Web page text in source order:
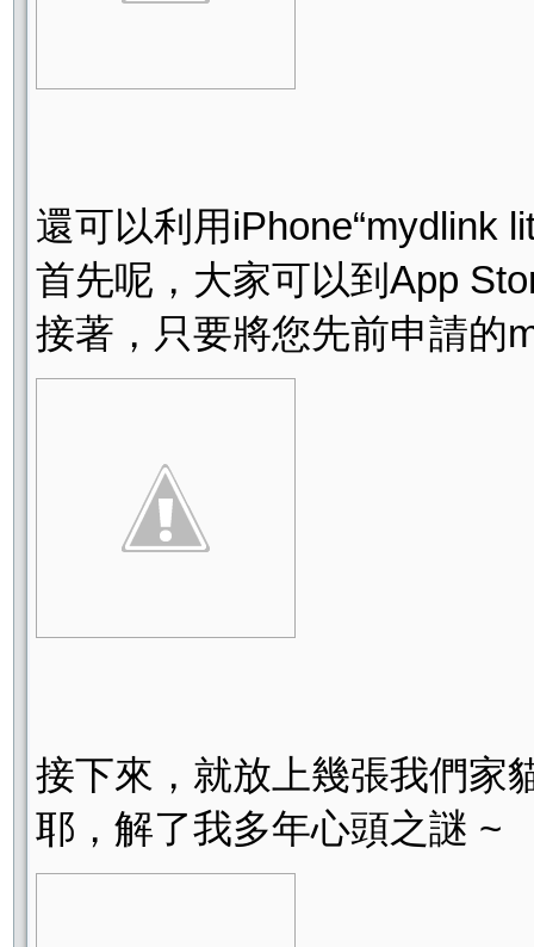
還可以利用iPhone“mydlink
首先呢，大家可以到App
接著，只要將您先前申請的
接下來，就放上幾張我們家
耶，解了我多年心頭之謎 ~